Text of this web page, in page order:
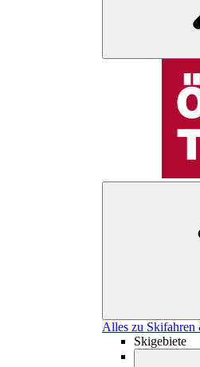
Alles zu Skifahren
Skigebiete